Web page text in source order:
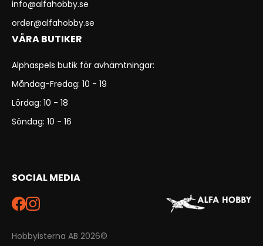
info@alfahobby.se
order@alfahobby.se
VÅRA BUTIKER
Alphaspels butik för avhämtningar:
Måndag-Fredag: 10 - 19
Lördag: 10 - 18
Söndag: 10 - 16
SOCIAL MEDIA
Hobbyisterna AB 2026©